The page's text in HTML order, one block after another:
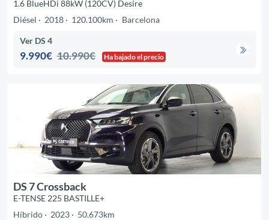
1.6 BlueHDi 88kW (120CV) Desire
Diésel
2018 120.100km Barcelona
Ver DS 4
9.990€ 10.990€ Ha bajado el precio
DS 7 Crossback
E-TENSE 225 BASTILLE+
Híbrido
2023 50.673km